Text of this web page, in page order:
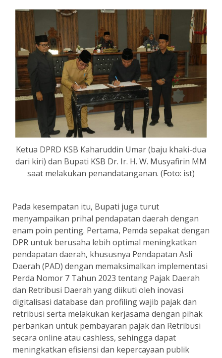
Ketua DPRD KSB Kaharuddin Umar (baju khaki-dua
dari kiri) dan Bupati KSB Dr. Ir. H. W. Musyafirin MM
saat melakukan penandatanganan. (Foto: ist)
Pada kesempatan itu, Bupati juga turut
menyampaikan prihal pendapatan daerah dengan
enam poin penting. Pertama, Pemda sepakat dengan
DPR untuk berusaha lebih optimal meningkatkan
pendapatan daerah, khususnya Pendapatan Asli
Daerah (PAD) dengan memaksimalkan implementasi
Perda Nomor 7 Tahun 2023 tentang Pajak Daerah
dan Retribusi Daerah yang diikuti oleh inovasi
digitalisasi database dan profiling wajib pajak dan
retribusi serta melakukan kerjasama dengan pihak
perbankan untuk pembayaran pajak dan Retribusi
secara online atau cashless, sehingga dapat
meningkatkan efisiensi dan kepercayaan publik